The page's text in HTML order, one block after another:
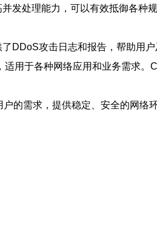
发处理能力，可以有效抵御各种规
DDoS攻击日志和报告，帮助用户
用于各种网络应用和业务需求。
的需求，提供稳定、安全的网络环